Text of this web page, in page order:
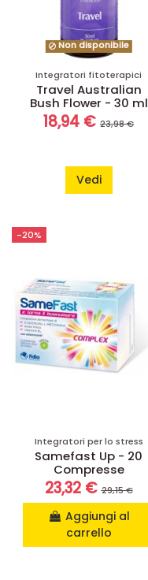
Non disponibile
Integratori fitoterapici
Travel Australian
Bush Flower - 30 ml
18,94 € 23,98 €
Vedi
-20%
Integratori per lo stress
Samefast Up - 20
Compresse
23,32 €29,15 €
Aggiungi al
carrello